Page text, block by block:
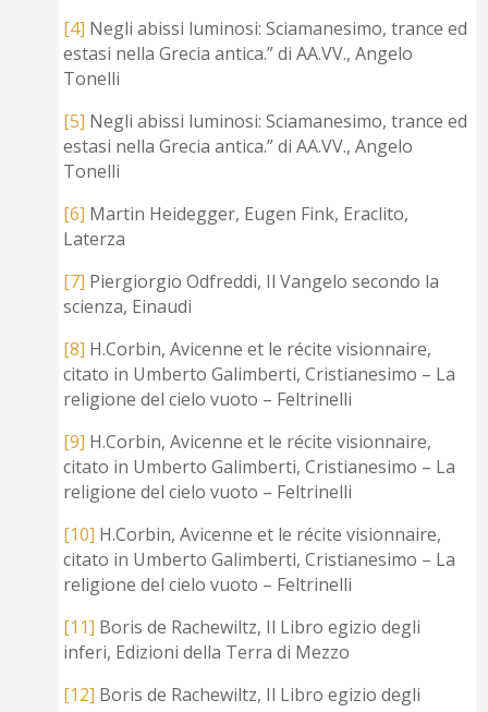
[4] Negli abissi luminosi: Sciamanesimo, trance ed
estasi nella Grecia antica.” di AA.VV., Angelo
Tonelli
[5] Negli abissi luminosi: Sciamanesimo, trance ed
estasi nella Grecia antica.” di AA.VV., Angelo
Tonelli
[6] Martin Heidegger, Eugen Fink, Eraclito,
Laterza
[7] Piergiorgio Odfreddi, Il Vangelo secondo la
scienza, Einaudi
[8] H.Corbin, Avicenne et le récite visionnaire,
citato in Umberto Galimberti, Cristianesimo – La
religione del cielo vuoto – Feltrinelli
[9] H.Corbin, Avicenne et le récite visionnaire,
citato in Umberto Galimberti, Cristianesimo – La
religione del cielo vuoto – Feltrinelli
[10] H.Corbin, Avicenne et le récite visionnaire,
citato in Umberto Galimberti, Cristianesimo – La
religione del cielo vuoto – Feltrinelli
[11] Boris de Rachewiltz, Il Libro egizio degli
inferi, Edizioni della Terra di Mezzo
[12] Boris de Rachewiltz, Il Libro egizio degli